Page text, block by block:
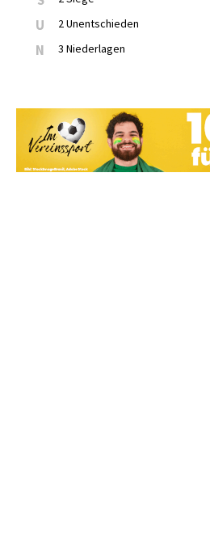
U 2 Unentschieden
N 3 Niederlagen